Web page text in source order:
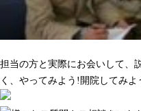
担当の方と実際にお会いして、
く、やってみよう!開院してみよ